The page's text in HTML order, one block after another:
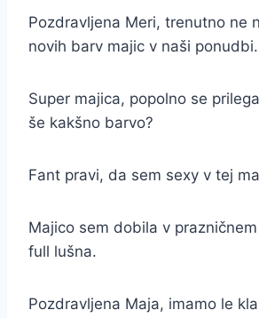
Pozdravljena Meri, trenutno ne
novih barv majic v naši ponudbi.
Super majica, popolno se
še kakšno barvo?
Fant pravi, da sem sexy v tej
Majico sem dobila v
full lušna.
Pozdravljena Maja, imamo le